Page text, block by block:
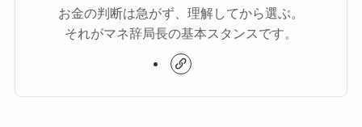
お金の判断は急がず、理解してから選ぶ。
それがマネ辞局長の基本スタンスです。